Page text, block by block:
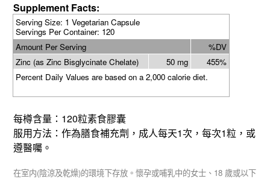
Supplement Facts:
Serving Size: 1 Vegetarian Capsule
Servings Per Container: 120
Amount Per Serving
%DV
Zinc (as Zinc Bisglycinate Chelate)
50 mg
455%
Percent Daily Values are based on a 2,000 calorie diet.
每樽含量： 120粒素食膠囊
服用方法：作為膳食補充劑，成人每天1次，每次1粒，或
遵醫囑。
在室内(陰涼及乾燥)的環境下存放。懷孕或哺乳中的女士、 18 歲或以下